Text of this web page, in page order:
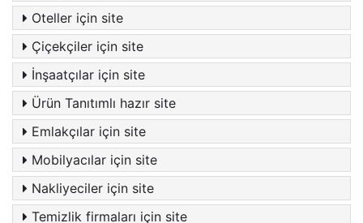
Oteller için site
Çiçekçiler için site
İnşaatçılar için site
Ürün Tanıtımlı hazır site
Emlakçılar için site
Mobilyacılar için site
Nakliyeciler için site
Temizlik firmaları için site